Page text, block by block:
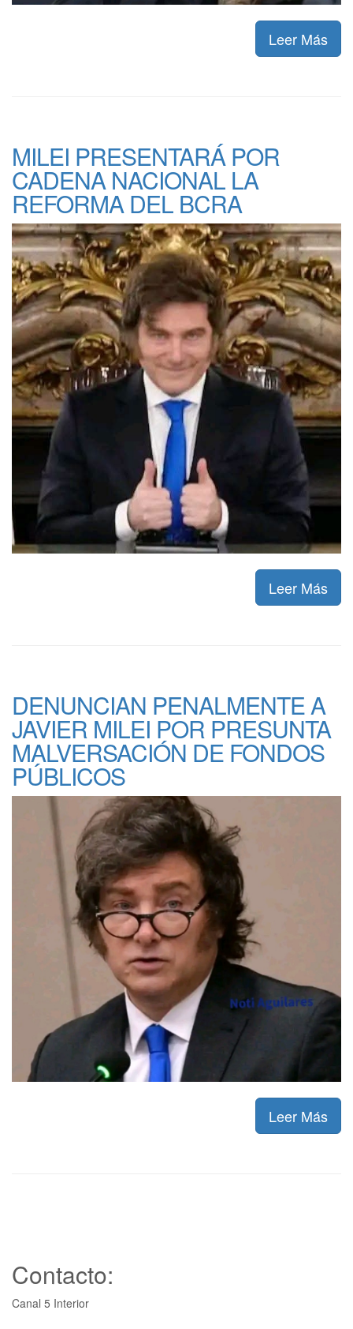
Leer Más
MILEI PRESENTARÁ POR
CADENA NACIONAL LA
REFORMA DEL BCRA
Leer Más
DENUNCIAN PENALMENTE A
JAVIER MILEI POR PRESUNTA
MALVERSACIÓN DE FONDOS
PÚBLICOS
Leer Más
Contacto:
Canal 5 Interior